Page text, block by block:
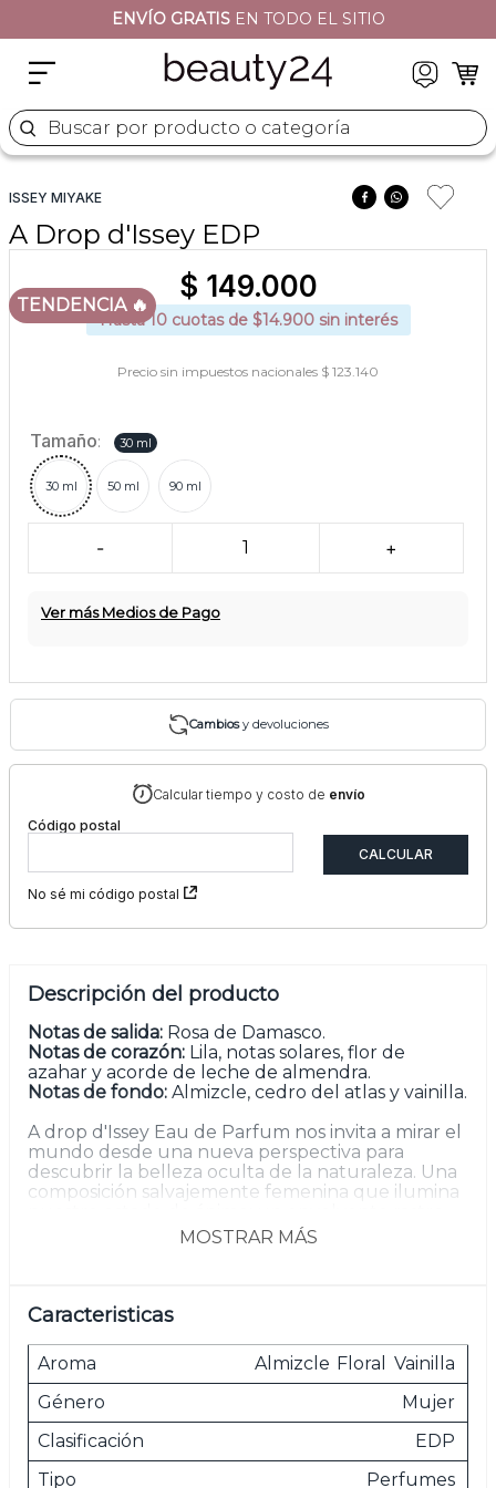
ENVÍO GRATISEN TODO EL SITIO
Buscar por producto o categoría
ISSEY MIYAKE
A Drop d'Issey EDP
TENDENCIA 🔥
$ 149.000
Hasta10cuotas de $14.900 sin interés
Precio sin impuestos nacionales $ 123.140
Tamaño: 30 ml
30 ml 50 ml 90 ml
- 1 +
Ver más Medios de Pago
Cambiosy devoluciones
Calcular tiempo y costo de envío
Código postal
No sé mi código postal
Descripción del producto
Notas de salida: Rosa de Damasco.
Notas de corazón: Lila, notas solares, flor de
azahar y acorde de leche de almendra.
Notas de fondo: Almizcle, cedro del atlas y vainilla.
A drop d'Issey Eau de Parfum nos invita a mirar el
mundo desde una nueva perspectiva para
descubrir la belleza oculta de la naturaleza. Una
composición salvajemente femenina que ilumina
solar de lila con una nota almizclada y un toque
En las notas de salida, la rosa de Damasco aporta
fragancia, la lila se ve realzada por una nota de
flor de azahar de origen ético y un acorde de
leche de almendra. En las notas de fondo, un
acorde almizclado se une a la madera de cedro
reciclada y a la vainillina para completar la estela
olfativa.
MOSTRAR MÁS
Caracteristicas
Aroma Almizcle Floral
Vainilla
Género
Mujer
Clasificación
EDP
Tipo
Perfumes
naj oleari
5. versace